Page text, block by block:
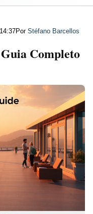
Por Stéfano Barcellos
Completo